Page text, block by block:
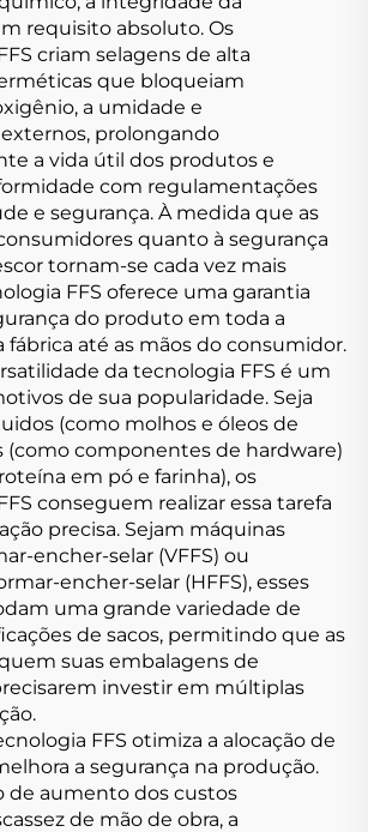
requisito absoluto. Os
criam selagens de alta
que bloqueiam
a umidade e
prolongando
a vida útil dos produtos e
com regulamentações
e segurança. À medida que as
quanto à segurança
tornam-se cada vez mais
FFS oferece uma garantia
do produto em toda a
fábrica até as mãos do consumidor.
da tecnologia FFS é um
de sua popularidade. Seja
(como molhos e óleos de
(como componentes de hardware)
em pó e farinha), os
conseguem realizar essa tarefa
precisa. Sejam máquinas
encher-selar (VFFS) ou
encher-selar (HFFS), esses
uma grande variedade de
de sacos, permitindo que as
suas embalagens de
investir em múltiplas
FFS otimiza a alocação de
a segurança na produção.
de aumento dos custos
de mão de obra, a